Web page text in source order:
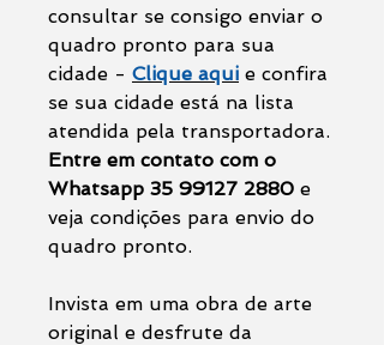
consultar se consigo enviar o
quadro pronto para sua
cidade - Clique aqui e confira
se sua cidade está na lista
atendida pela transportadora.
Entre em contato com o
Whatsapp 35 99127 2880 e
veja condições para envio do
quadro pronto.
Invista em uma obra de arte
original e desfrute da